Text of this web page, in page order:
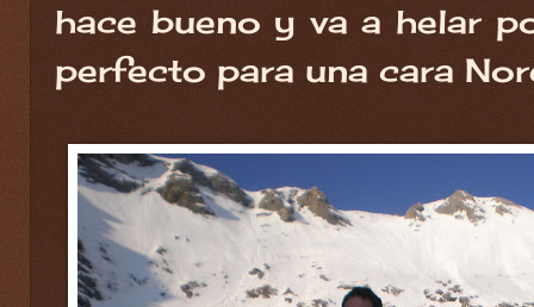
hace bueno y va a helar
perfecto para una cara